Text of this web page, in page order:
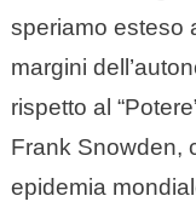
speriamo esteso
margini
rispetto al
Frank Snowden,
epidemia